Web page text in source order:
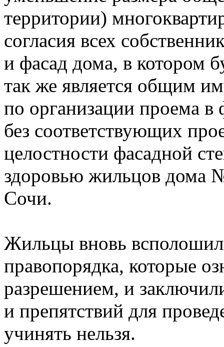
территории)
согласия всех
и фасад дома, в котором
так же является общим
по организации проема в
без соответствующих
целостности фасадной
здоровью жильцов дома
Сочи.
Жильцы вновь
правопорядка, которые
разрешением, и
и препятствий для
учинять нельзя.